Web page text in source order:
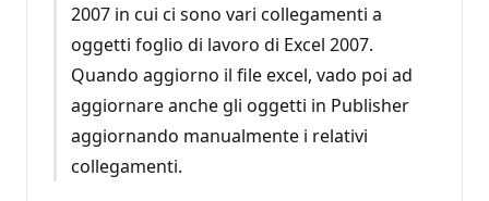
2007 in cui ci sono vari collegamenti a
oggetti foglio di lavoro di Excel 2007.
Quando aggiorno il file excel, vado poi ad
aggiornare anche gli oggetti in Publisher
aggiornando manualmente i relativi
collegamenti.